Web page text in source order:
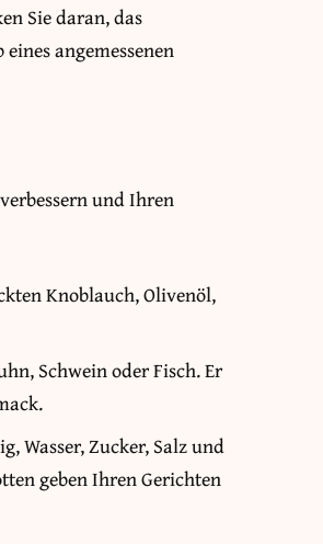
Sie daran, das
angemessenen
und Ihren
Knoblauch, Olivenöl,
Schwein oder Fisch. Er
Wasser, Zucker, Salz und
geben Ihren Gerichten